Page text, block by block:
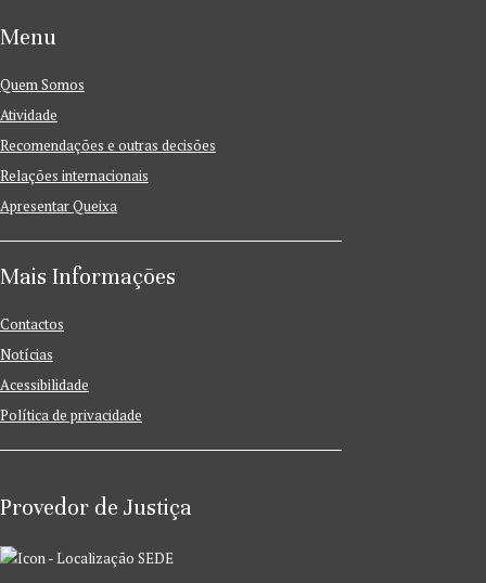
Menu
Quem Somos
Atividade
Recomendações e outras decisões
Relações internacionais
Apresentar Queixa
Mais Informações
Contactos
Notícias
Acessibilidade
Política de privacidade
Provedor de Justiça
SEDE